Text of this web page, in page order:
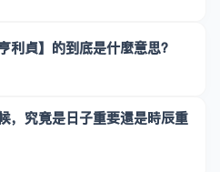
利貞】的到底是什麼意思？
，究竟是日子重要還是時辰重